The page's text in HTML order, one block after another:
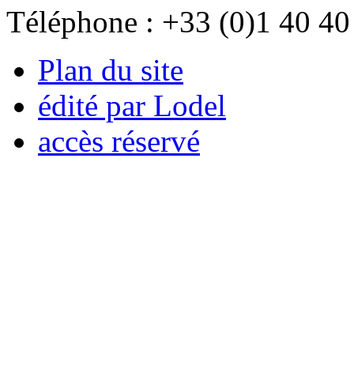
Téléphone : +33 (0)1 40
Plan du site
édité par Lodel
accès réservé